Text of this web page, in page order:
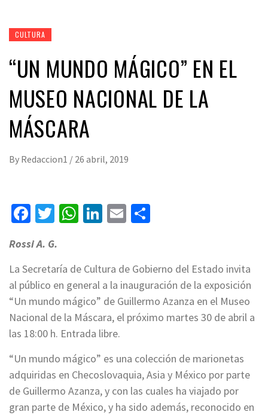
CULTURA
“UN MUNDO MÁGICO” EN EL
MUSEO NACIONAL DE LA
MÁSCARA
By Redaccion1 / 26 abril, 2019
Facebook
Twitter
WhatsApp
LinkedIn
Email
Rossi A. G.
La Secretaría de Cultura de Gobierno del Estado invita
al público en general a la inauguración de la exposición
“Un mundo mágico” de Guillermo Azanza en el Museo
Nacional de la Máscara, el próximo martes 30 de abril a
las 18:00 h. Entrada libre.
“Un mundo mágico” es una colección de marionetas
adquiridas en Checoslovaquia, Asia y México por parte
de Guillermo Azanza, y con las cuales ha viajado por
gran parte de México, y ha sido además, reconocido en